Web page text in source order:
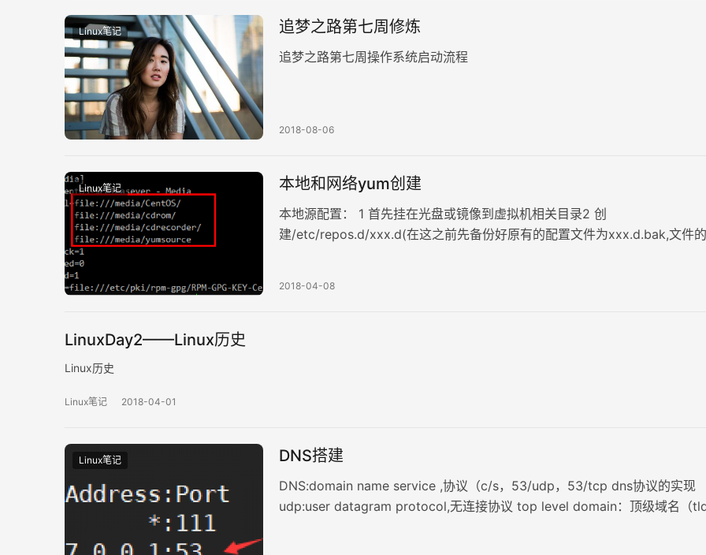
Linux笔记 追梦之路第七周修炼
追梦之路第七周操作系统启动流程
2018-08-06
Linux笔记 本地和网络yum创建
本地源配置： 1 首先挂在光盘或镜像到虚拟机相关目录2 创
建/etc/repos.d/xxx.d(在这之前先备份好原有的配置文件为xxx.d.bak,文件
2018-04-08
LinuxDay2——Linux历史
Linux历史
Linux笔记 2018-04-01
Linux笔记 DNS搭建
DNS:domain name service ,协议（c/s，53/udp，53/tcp dns协议的实现
udp:user datagram protocol,无连接协议 top level domain：顶级域名（